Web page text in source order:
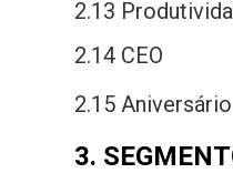
2.13
2.14 CEO
2.15 Aniversário
3.